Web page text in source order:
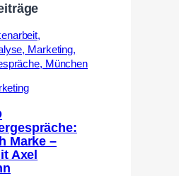
Marke –
Axel